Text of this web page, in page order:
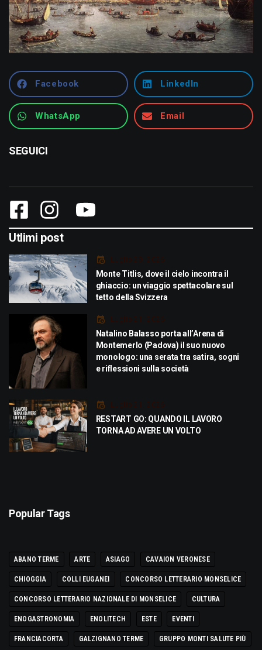
Facebook LinkedIn
WhatsApp Email
SEGUICI
Utlimi post
Luglio 29, 2026
Monte Titlis, dove il cielo incontra il
ghiaccio: un viaggio spettacolare sul
tetto della Svizzera
Luglio 21, 2026
Natalino Balasso porta all’Arena di
Montemerlo (Padova) il suo nuovo
monologo: una serata tra satira, sogni
e riflessioni sulla società
Luglio 21, 2026
RESTART GO: QUANDO IL LAVORO
TORNA AD AVERE UN VOLTO
Popular Tags
ABANO TERME ARTE ASIAGO CAVAION VERONESE
CHIOGGIA COLLI EUGANEI CONCORSO LETTERARIO MONSELICE
CONCORSO LETTERARIO NAZIONALE DI MONSELICE CULTURA
ENOGASTRONOMIA ENOLITECH ESTE EVENTI
FRANCIACORTA GALZIGNANO TERME GRUPPO MONTI SALUTE PIÙ